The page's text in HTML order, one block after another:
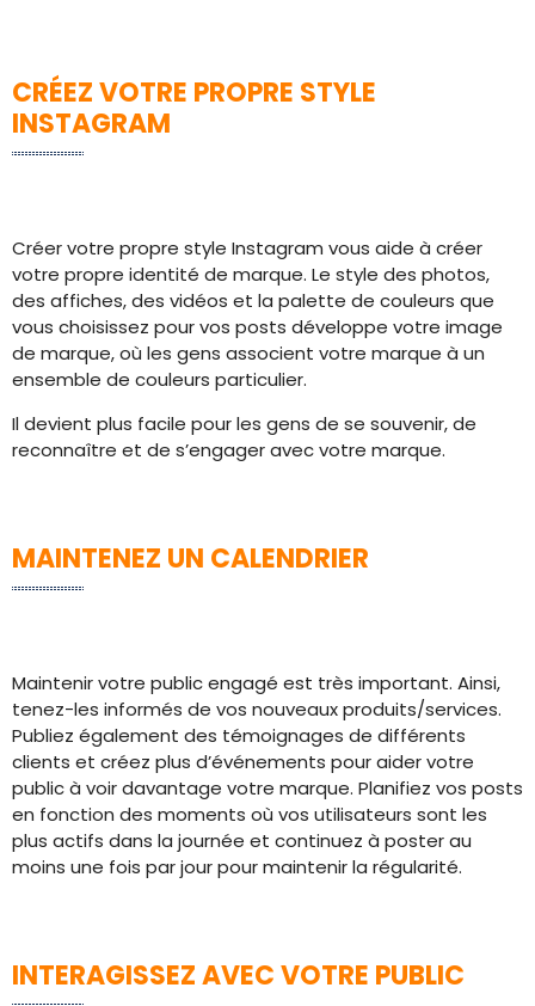
CRÉEZ VOTRE PROPRE STYLE
INSTAGRAM
Créer votre propre style Instagram vous aide à créer
votre propre identité de marque. Le style des photos,
des affiches, des vidéos et la palette de couleurs que
vous choisissez pour vos posts développe votre image
de marque, où les gens associent votre marque à un
ensemble de couleurs particulier.
Il devient plus facile pour les gens de se souvenir, de
reconnaître et de s’engager avec votre marque.
MAINTENEZ UN CALENDRIER
Maintenir votre public engagé est très important. Ainsi,
tenez-les informés de vos nouveaux produits/services.
Publiez également des témoignages de différents
clients et créez plus d’événements pour aider votre
public à voir davantage votre marque. Planifiez vos posts
en fonction des moments où vos utilisateurs sont les
plus actifs dans la journée et continuez à poster au
moins une fois par jour pour maintenir la régularité.
INTERAGISSEZ AVEC VOTRE PUBLIC